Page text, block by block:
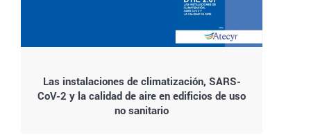
Las instalaciones de climatización, SARS-
CoV-2 y la calidad de aire en edificios de uso
no sanitario